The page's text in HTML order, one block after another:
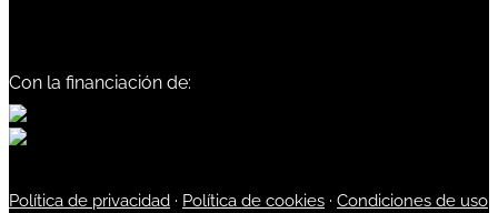
Con la financiación de:
Política de privacidad · Política de cookies · Condiciones de uso